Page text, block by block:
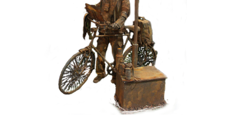
HEDENDAAGS IJZER/ROEST
099 Toerist